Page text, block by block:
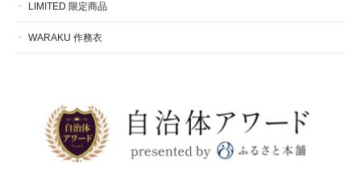
LIMITED 限定商品
WARAKU 作務衣